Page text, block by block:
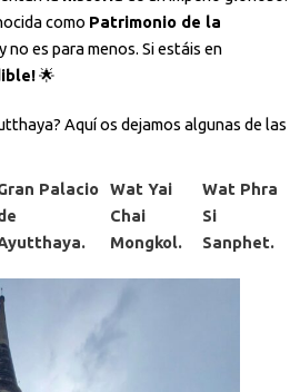
como Patrimonio de la
no es para menos. Si estáis en
🌟
Aquí os dejamos algunas de las
Palacio Wat Yai
Chai
Mongkol.
Wat Phra
Si
Sanphet.